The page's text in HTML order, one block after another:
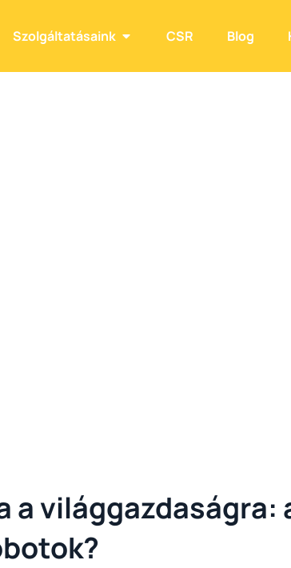
Szolgáltatásaink CSR Blog
világgazdaságra: